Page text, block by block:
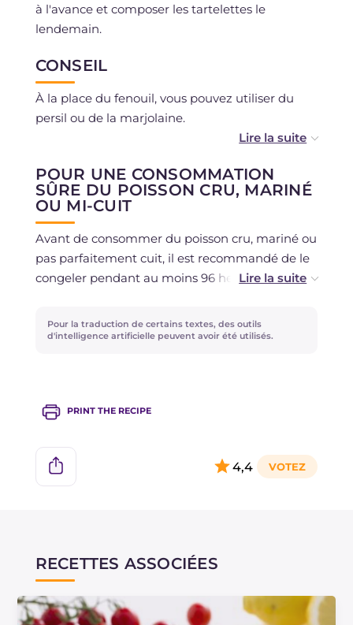
à l'avance et composer les tartelettes le
lendemain.
CONSEIL
À la place du fenouil, vous pouvez utiliser du
persil ou de la marjolaine.
au lieu de l'orange.
Pour une variante aux notes exotiques, essayez
la recette duPokehawaïen !
POUR UNE CONSOMMATION
SÛRE DU POISSON CRU, MARINÉ
OU MI-CUIT
Avant de consommer du poisson cru, mariné ou
pas parfaitement cuit, il est recommandé de le
congeler pendant au moins 96 heures à -18
marqué par 3 étoiles ou plus, conformément
auxlignes directrices du ministère de la santé
Pour la traduction de certains textes, des outils
d'intelligence artificielle peuvent avoir été utilisés.
PRINT THE RECIPE
4,4
RECETTES ASSOCIÉES